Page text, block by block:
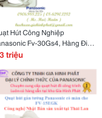
Hút Công Nghiệp
Fv-30Gs4, Hàng Đi
Trình Chất Lượng Cao
triệu